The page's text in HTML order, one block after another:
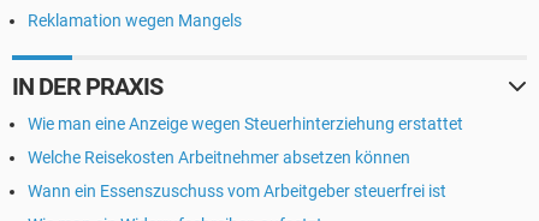
Reklamation wegen Mangels
IN DER PRAXIS
Wie man eine Anzeige wegen Steuerhinterziehung erstattet
Welche Reisekosten Arbeitnehmer absetzen können
Wann ein Essenszuschuss vom Arbeitgeber steuerfrei ist